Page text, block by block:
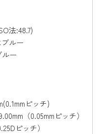
法:48.7)
ルー
ー
ピッチ)
（0.05mmピッチ）
ピッチ）